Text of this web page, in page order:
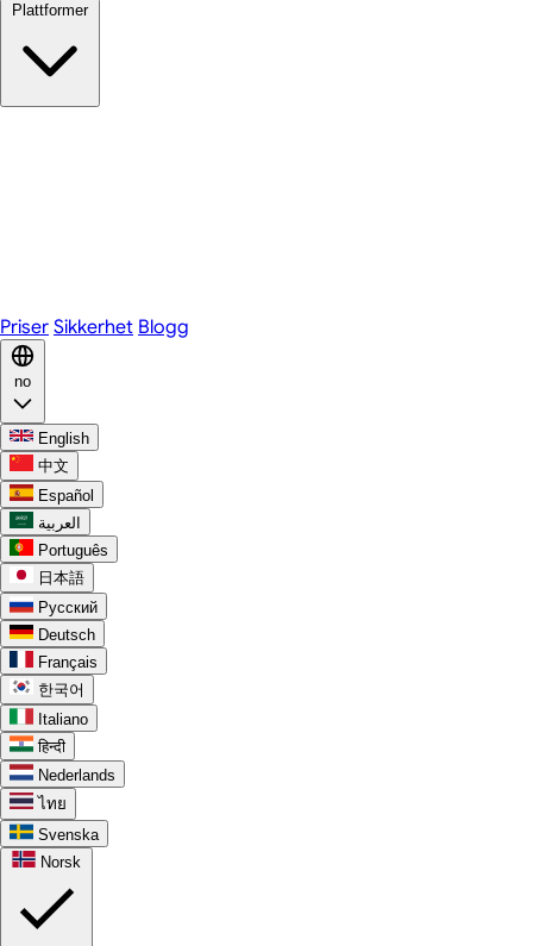
Plattformer
Priser Sikkerhet Blogg
no
English
中文
Español
العربية
Português
日本語
Русский
Deutsch
Français
한국어
Italiano
हिन्दी
Nederlands
ไทย
Svenska
Norsk